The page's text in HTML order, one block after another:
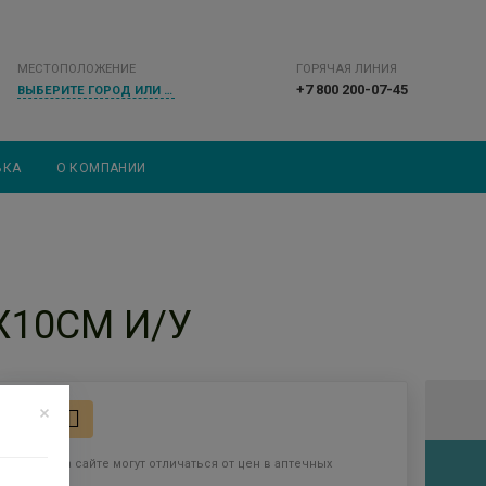
МЕСТОПОЛОЖЕНИЕ
ВЫБЕРИТЕ ГОРОД ИЛИ НАСЕЛЕННЫЙ ПУНКТ
ГОРЯЧАЯ ЛИНИЯ
+7 800 200-07-45
О КОМПАНИИ
И/У
27
Цены на сайте могут отличаться от цен в аптечных